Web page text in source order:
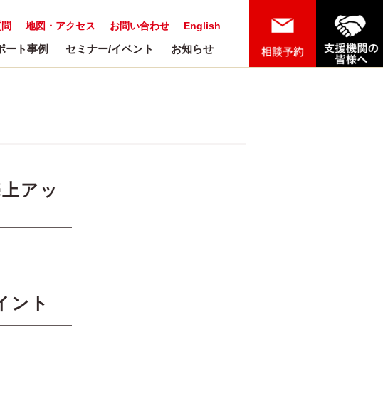
English
お問い合わせ
地図・アクセス
ート事例 セミナー/イベント お知らせ
アッ
ント